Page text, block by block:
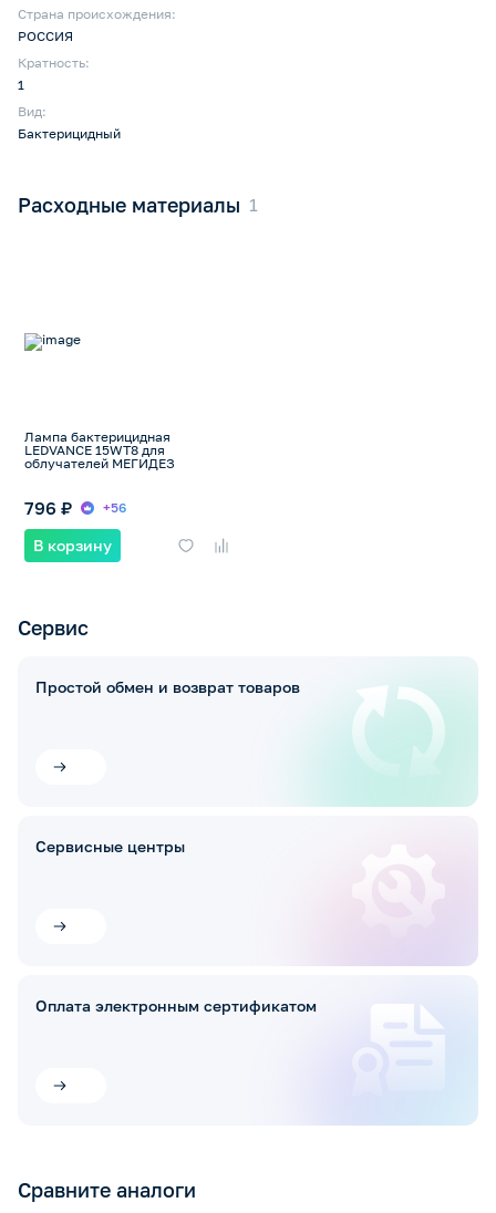
Страна происхождения:
РОССИЯ
Кратность:
1
Вид:
Бактерицидный
Расходные материалы
Лампа бактерицидная
LEDVANCE 15WT8 для
облучателей МЕГИДЕЗ
796 ₽ +56
В корзину
Сервис
Простой обмен и возврат товаров
Сервисные центры
Оплата электронным сертификатом
Сравните аналоги